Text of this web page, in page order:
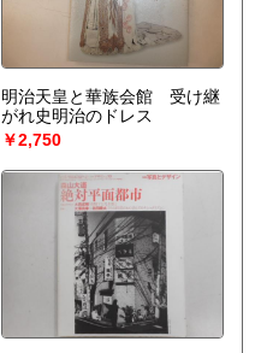
明治天皇と華族会館 受け継
がれ史明治のドレス
￥2,750